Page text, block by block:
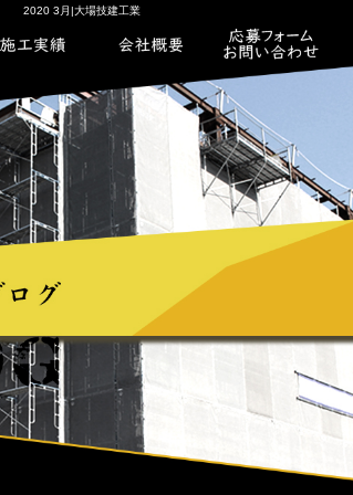
2020 3月|大場技建工業